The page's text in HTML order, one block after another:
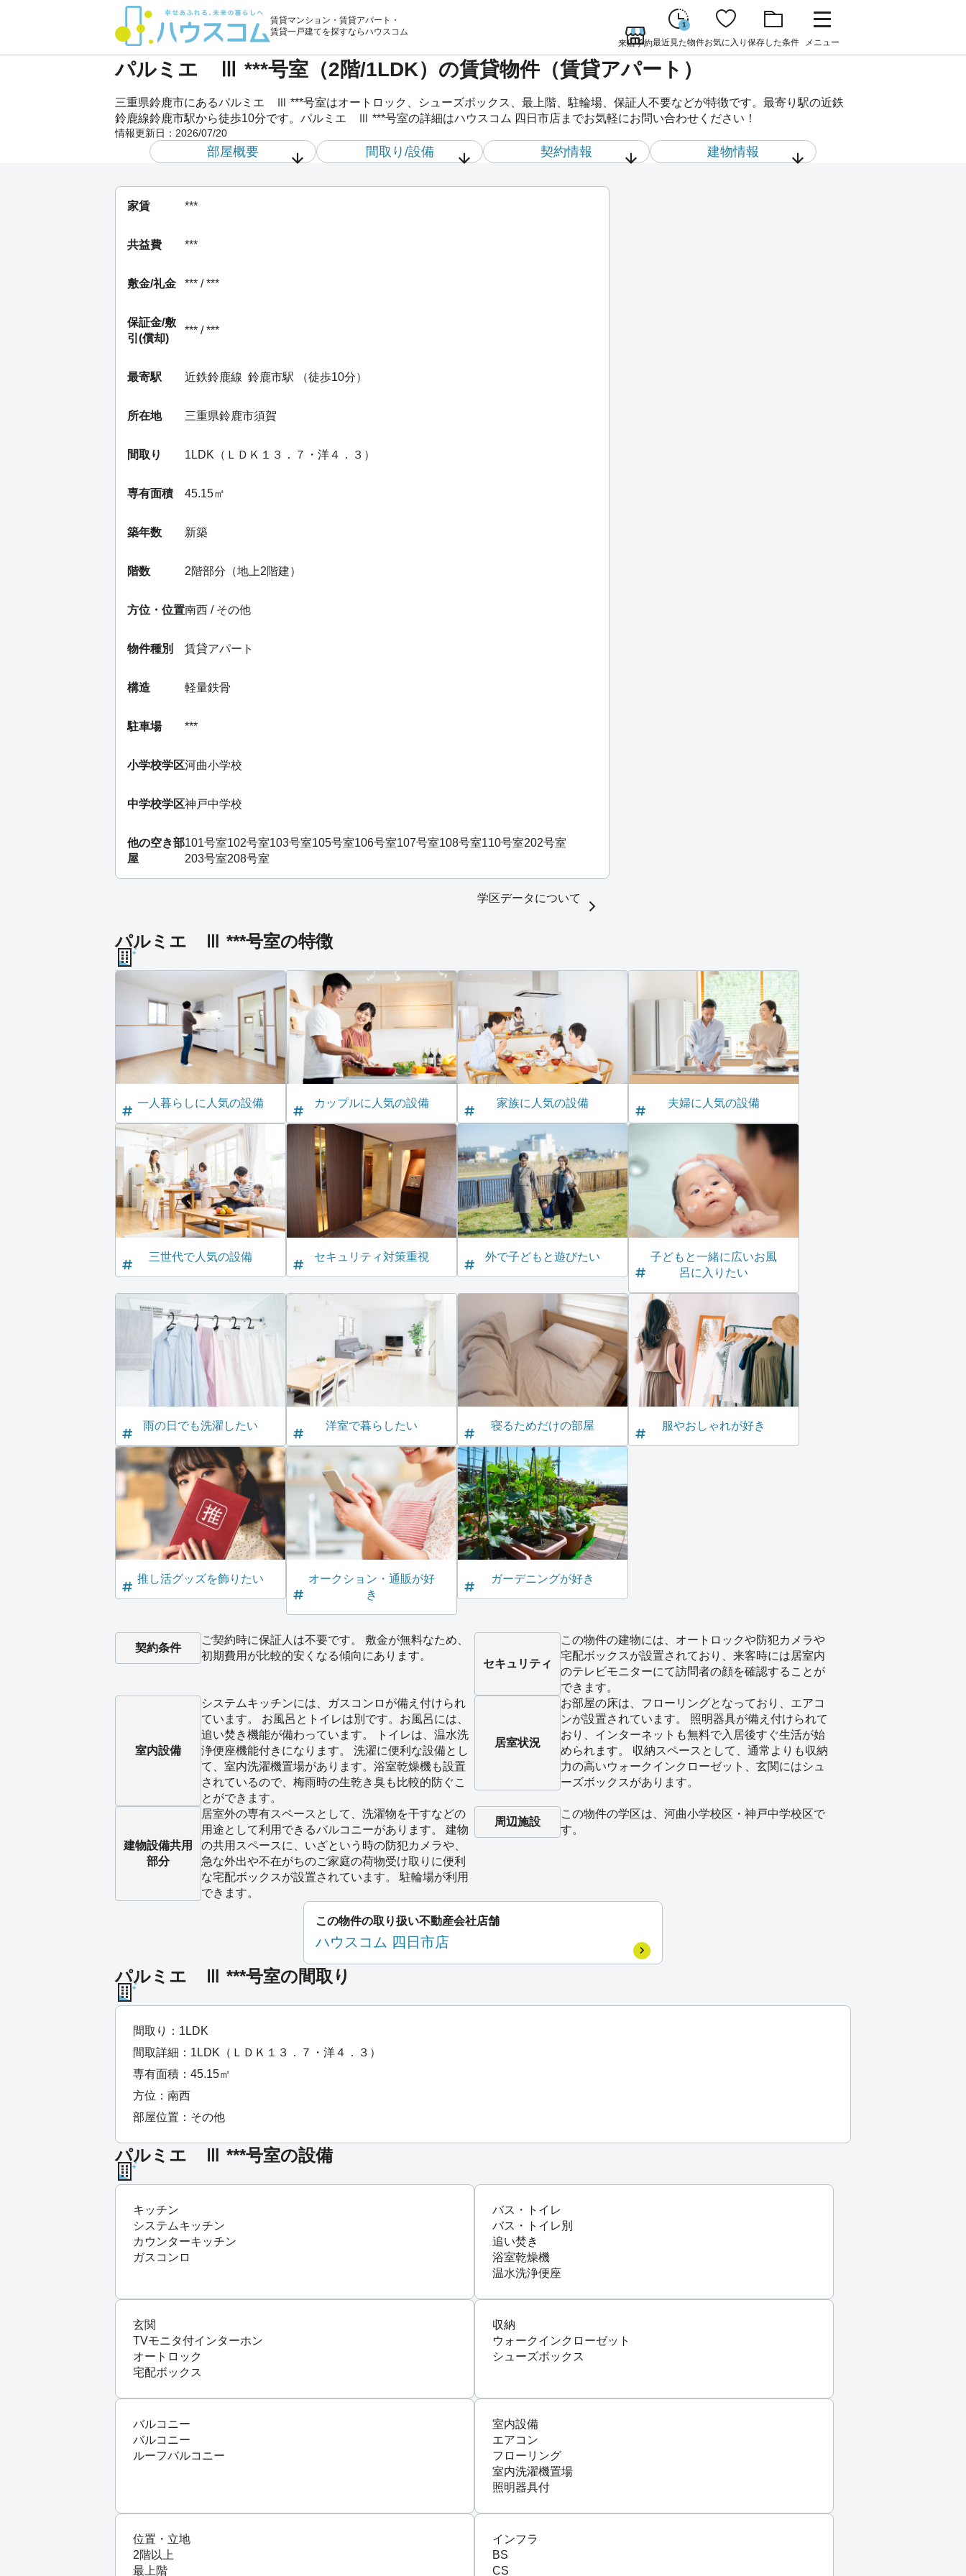
賃貸マンション・賃貸アパート・
賃貸一戸建てを探すならハウスコム
来店予約
1
最近見た物件お気に入り 保存した条件 メニュー
パルミエ Ⅲ ***号室（2階/1LDK）の賃貸物件（賃貸アパート）
三重県鈴鹿市にあるパルミエ Ⅲ ***号室はオートロック、シューズボックス、最上階、駐輪場、保証人不要などが特徴です。最寄り駅の近鉄
鈴鹿線鈴鹿市駅から徒歩10分です。パルミエ Ⅲ ***号室の詳細はハウスコム 四日市店までお気軽にお問い合わせください！
情報更新日： 2026/07/20
部屋概要 間取り/設備 契約情報 建物情報
家賃 ***
共益費 ***
敷金/礼金 *** / ***
保証金/敷
引(償却)
*** / ***
最寄駅 近鉄鈴鹿線 鈴鹿市駅 （徒歩10分）
所在地 三重県鈴鹿市須賀
間取り 1LDK（ＬＤＫ１３．７・洋４．３）
専有面積 45.15㎡
築年数 新築
階数 2階部分（地上2階建）
方位・位置南西 / その他
物件種別 賃貸アパート
構造 軽量鉄骨
駐車場 ***
小学校学区河曲小学校
中学校学区神戸中学校
他の空き部
屋
101号室102号室103号室105号室106号室107号室108号室110号室202号室
203号室208号室
学区データについて
パルミエ Ⅲ ***号室の特徴
一人暮らしに人気の設備 カップルに人気の設備 家族に人気の設備 夫婦に人気の設備
三世代で人気の設備 セキュリティ対策重視 外で子どもと遊びたい
子どもと一緒に広いお風
呂に入りたい
雨の日でも洗濯したい 洋室で暮らしたい 寝るためだけの部屋 服やおしゃれが好き
推し活グッズを飾りたい
オークション・通販が好
き
ガーデニングが好き
契約条件
ご契約時に保証人は不要です。 敷金が無料なため、
初期費用が比較的安くなる傾向にあります。
セキュリティ
この物件の建物には、オートロックや防犯カメラや
宅配ボックスが設置されており、来客時には居室内
のテレビモニターにて訪問者の顔を確認することが
できます。
室内設備
システムキッチンには、ガスコンロが備え付けられ
ています。 お風呂とトイレは別です。お風呂には、
追い焚き機能が備わっています。 トイレは、温水洗
浄便座機能付きになります。 洗濯に便利な設備とし
て、室内洗濯機置場があります。浴室乾燥機も設置
されているので、梅雨時の生乾き臭も比較的防ぐこ
とができます。
居室状況
お部屋の床は、フローリングとなっており、エアコ
ンが設置されています。 照明器具が備え付けられて
おり、インターネットも無料で入居後すぐ生活が始
められます。 収納スペースとして、通常よりも収納
力の高いウォークインクローゼット、玄関にはシュ
ーズボックスがあります。
建物設備共用
部分
居室外の専有スペースとして、洗濯物を干すなどの
用途として利用できるバルコニーがあります。 建物
の共用スペースに、いざという時の防犯カメラや、
急な外出や不在がちのご家庭の荷物受け取りに便利
な宅配ボックスが設置されています。 駐輪場が利用
できます。
周辺施設
この物件の学区は、河曲小学校区・神戸中学校区で
す。
この物件の取り扱い不動産会社店舗
ハウスコム 四日市店
パルミエ Ⅲ ***号室の間取り
間取り：1LDK
間取詳細：1LDK（ＬＤＫ１３．７・洋４．３）
専有面積：45.15㎡
方位：南西
部屋位置：その他
パルミエ Ⅲ ***号室の設備
キッチン
システムキッチン
カウンターキッチン
ガスコンロ
バス・トイレ
バス・トイレ別
追い焚き
浴室乾燥機
温水洗浄便座
玄関
TVモニタ付インターホン
オートロック
宅配ボックス
収納
ウォークインクローゼット
シューズボックス
バルコニー
バルコニー
ルーフバルコニー
室内設備
エアコン
フローリング
室内洗濯機置場
照明器具付
位置・立地
2階以上
最上階
インフラ
BS
CS